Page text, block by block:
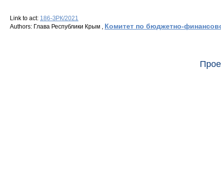
Link to act: 186-ЗРК/2021
Authors: Глава Республики Крым , Комитет по бюджетно-